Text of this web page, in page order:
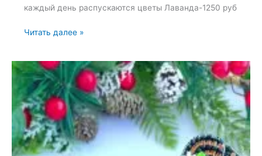
каждый день распускаются цветы Лаванда-1250 руб
Броши:
и
Букет
тюльпанов
Читать далее »